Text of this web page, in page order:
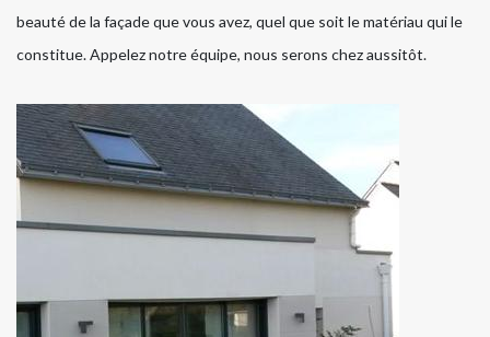
beauté de la façade que vous avez, quel que soit le matériau qui le
constitue. Appelez notre équipe, nous serons chez aussitôt.